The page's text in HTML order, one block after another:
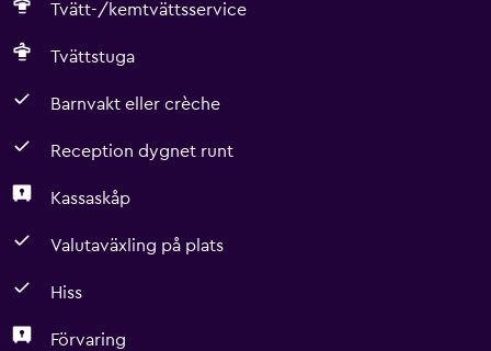
Tvätt-/kemtvättsservice
Tvättstuga
Barnvakt eller crèche
Reception dygnet runt
Kassaskåp
Valutaväxling på plats
Hiss
Förvaring